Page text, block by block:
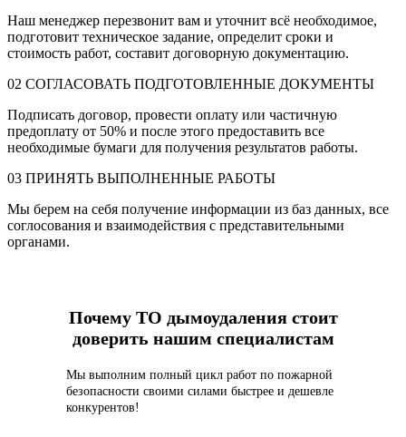
Наш менеджер перезвонит вам и уточнит всё необходимое,
подготовит техническое задание, определит сроки и
стоимость работ, составит договорную документацию.
02 СОГЛАСОВАТЬ ПОДГОТОВЛЕННЫЕ ДОКУМЕНТЫ
Подписать договор, провести оплату или частичную
предоплату от 50% и после этого предоставить все
необходимые бумаги для получения результатов работы.
03 ПРИНЯТЬ ВЫПОЛНЕННЫЕ РАБОТЫ
Мы берем на себя получение информации из баз данных, все
соглосования и взаимодействия с представительными
органами.
Почему ТО дымоудаления стоит
доверить нашим специалистам
Мы выполним полный цикл работ по пожарной
безопасности своими силами быстрее и дешевле
конкурентов!